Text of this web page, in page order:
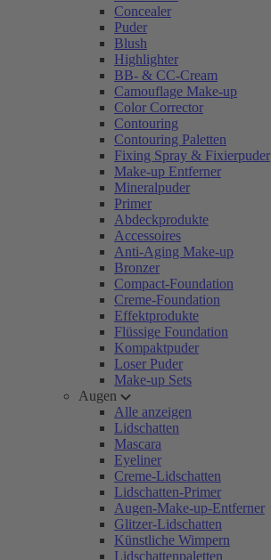
Concealer
Puder
Blush
Highlighter
BB- & CC-Cream
Camouflage Make-up
Color Corrector
Contouring
Contouring Paletten
Fixing Spray & Fixierpuder
Make-up Entferner
Mineralpuder
Primer
Abdeckprodukte
Accessoires
Anti-Aging Make-up
Bronzer
Compact-Foundation
Creme-Foundation
Effektprodukte
Flüssige Foundation
Kompaktpuder
Loser Puder
Make-up Sets
Augen
Alle anzeigen
Lidschatten
Mascara
Eyeliner
Creme-Lidschatten
Lidschatten-Primer
Augen-Make-up-Entferner
Glitzer-Lidschatten
Künstliche Wimpern
Lidschattenpaletten